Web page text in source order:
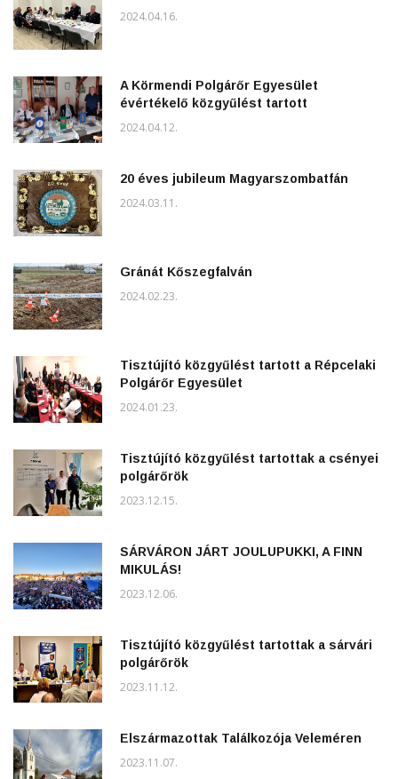
2024.04.16.
A Körmendi Polgárőr Egyesület
évértékelő közgyűlést tartott
2024.04.12.
20 éves jubileum Magyarszombatfán
2024.03.11.
Gránát Kőszegfalván
2024.02.23.
Tisztújító közgyűlést tartott a Répcelaki
Polgárőr Egyesület
2024.01.23.
Tisztújító közgyűlést tartottak a csényei
polgárőrök
2023.12.15.
SÁRVÁRON JÁRT JOULUPUKKI, A FINN
MIKULÁS!
2023.12.06.
Tisztújító közgyűlést tartottak a sárvári
polgárőrök
2023.11.12.
Elszármazottak Találkozója Veleméren
2023.11.07.